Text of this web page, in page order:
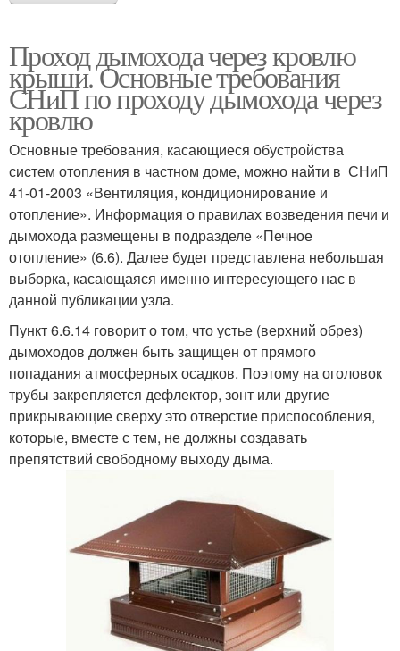
Проход дымохода через кровлю
крыши. Основные требования
СНиП по проходу дымохода через
кровлю
Основные требования, касающиеся обустройства
систем отопления в частном доме, можно найти в СНиП
41-01-2003 «Вентиляция, кондиционирование и
отопление». Информация о правилах возведения печи и
дымохода размещены в подразделе «Печное
отопление» (6.6). Далее будет представлена небольшая
выборка, касающаяся именно интересующего нас в
данной публикации узла.
Пункт 6.6.14 говорит о том, что устье (верхний обрез)
дымоходов должен быть защищен от прямого
попадания атмосферных осадков. Поэтому на оголовок
трубы закрепляется дефлектор, зонт или другие
прикрывающие сверху это отверстие приспособления,
которые, вместе с тем, не должны создавать
препятствий свободному выходу дыма.